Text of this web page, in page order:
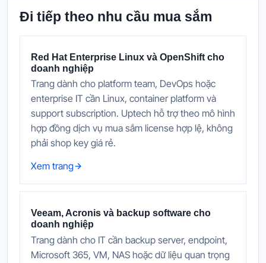
Đi tiếp theo nhu cầu mua sắm
Red Hat Enterprise Linux và OpenShift cho
doanh nghiệp
Trang dành cho platform team, DevOps hoặc
enterprise IT cần Linux, container platform và
support subscription. Uptech hỗ trợ theo mô hình
hợp đồng dịch vụ mua sắm license hợp lệ, không
phải shop key giá rẻ.
Xem trang
Veeam, Acronis và backup software cho
doanh nghiệp
Trang dành cho IT cần backup server, endpoint,
Microsoft 365, VM, NAS hoặc dữ liệu quan trọng